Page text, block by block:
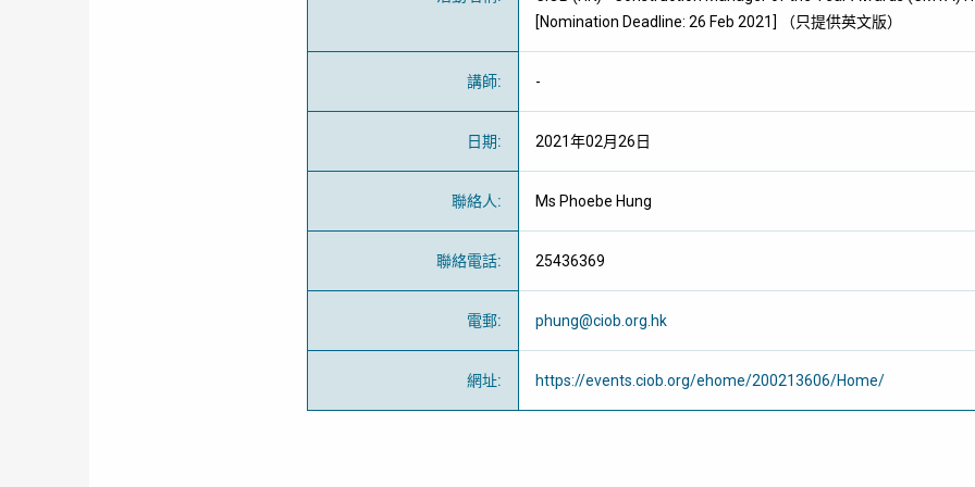
[Nomination Deadline: 26 Feb 2021] （只提供英文版）
講師: -
日期: 2021年02月26日
聯絡人: Ms Phoebe Hung
聯絡電話: 25436369
電郵: phung@ciob.org.hk
網址: https://events.ciob.org/ehome/200213606/Home/